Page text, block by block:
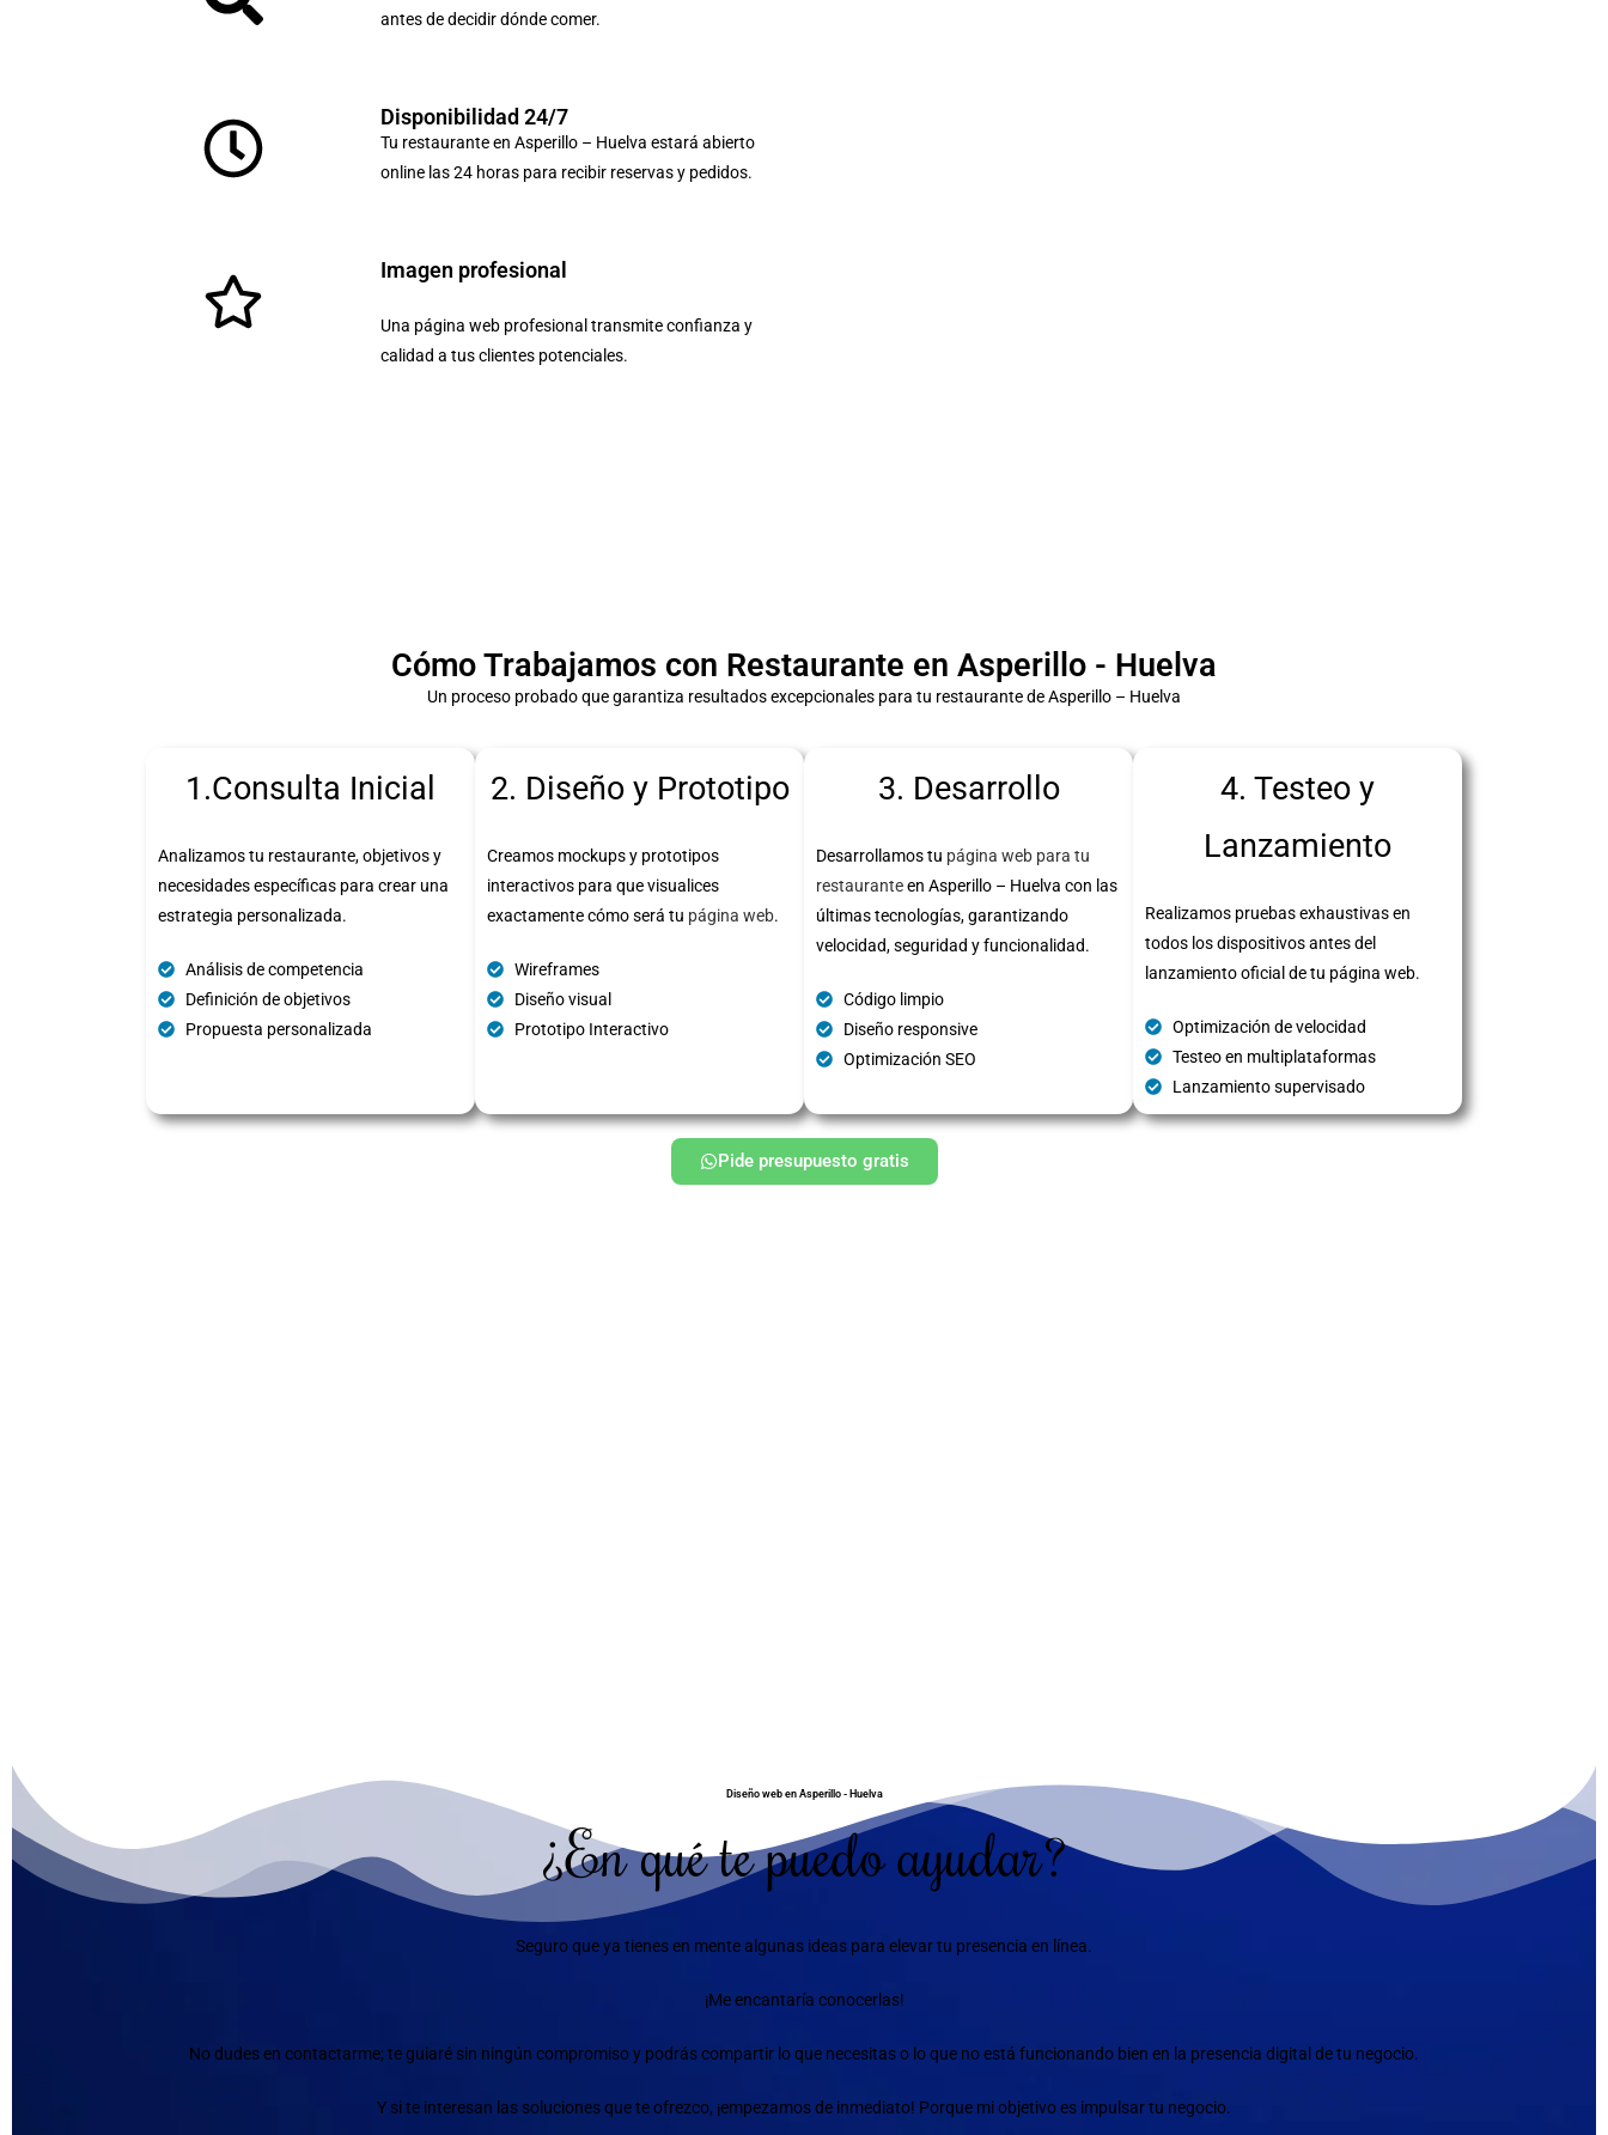
antes de decidir dónde comer.
Disponibilidad 24/7
Tu restaurante en Asperillo – Huelva estará abierto
online las 24 horas para recibir reservas y pedidos.
Imagen profesional
Una página web profesional transmite confianza y
calidad a tus clientes potenciales.
Cómo Trabajamos con Restaurante en Asperillo - Huelva
Un proceso probado que garantiza resultados excepcionales para tu restaurante de Asperillo – Huelva
1.Consulta Inicial
Analizamos tu restaurante, objetivos y
necesidades específicas para crear una
estrategia personalizada.
Análisis de competencia
Definición de objetivos
Propuesta personalizada
2. Diseño y Prototipo
Creamos mockups y prototipos
interactivos para que visualices
exactamente cómo será tu página web.
Wireframes
Diseño visual
Prototipo Interactivo
3. Desarrollo
Desarrollamos tu página web para tu
restauranteen Asperillo – Huelva con las
últimas tecnologías, garantizando
velocidad, seguridad y funcionalidad.
Código limpio
Diseño responsive
Optimización SEO
4. Testeo y
Lanzamiento
Realizamos pruebas exhaustivas en
todos los dispositivos antes del
lanzamiento oficial de tu página web.
Optimización de velocidad
Testeo en multiplataformas
Lanzamiento supervisado
Pide presupuesto gratis
Diseño web en Asperillo - Huelva
¿En qué te puedo ayudar?
Seguro que ya tienes en mente algunas ideas para elevar tu presencia en línea.
¡Me encantaría conocerlas!
No dudes en contactarme; te guiaré sin ningún compromiso y podrás compartir lo que necesitas o lo que no está funcionando bien en la presencia digital de tu negocio.
Y si te interesan las soluciones que te ofrezco, ¡empezamos de inmediato! Porque mi objetivo es impulsar tu negocio.